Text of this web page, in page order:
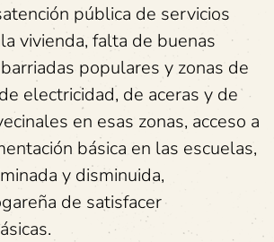
pública de servicios
vivienda, falta de buenas
populares y zonas de
electricidad, de aceras y de
en esas zonas, acceso a
básica en las escuelas,
y disminuida,
de satisfacer